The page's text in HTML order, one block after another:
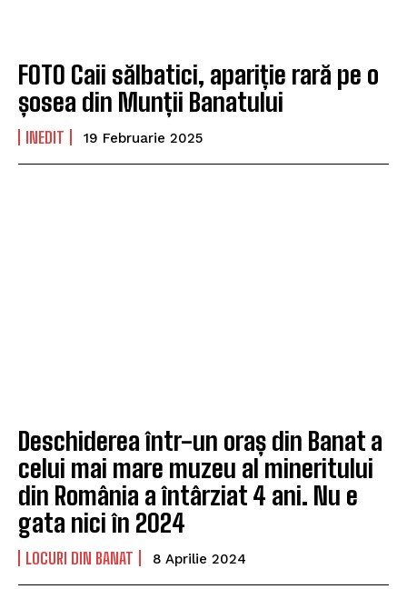
FOTO Caii sălbatici, apariție rară pe o
șosea din Munții Banatului
INEDIT 19 Februarie 2025
Deschiderea într-un oraș din Banat a
celui mai mare muzeu al mineritului
din România a întârziat 4 ani. Nu e
gata nici în 2024
LOCURI DIN BANAT 8 Aprilie 2024